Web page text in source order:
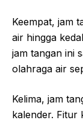
Keempat, jam
air hingga
jam tangan ini
olahraga air
Kelima, jam
kalender. Fitur